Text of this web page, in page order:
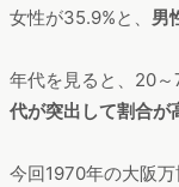
女性が35.9%と、 男
年代を見ると、20～
代が突出して割合が
今回1970年の大阪